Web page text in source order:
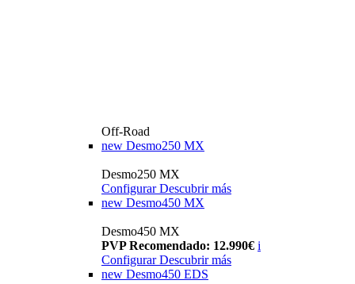
Off-Road
new Desmo250 MX
Desmo250 MX
Configurar Descubrir más
new Desmo450 MX
Desmo450 MX
PVP Recomendado: 12.990€ i
Configurar Descubrir más
new Desmo450 EDS